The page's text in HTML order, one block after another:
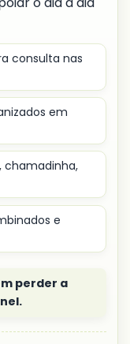
consulta nas
em
chamadinha,
e
perder a